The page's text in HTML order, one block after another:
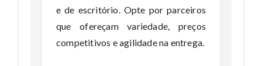
e de escritório. Opte por parceiros
que ofereçam variedade, preços
competitivos e agilidade na entrega.